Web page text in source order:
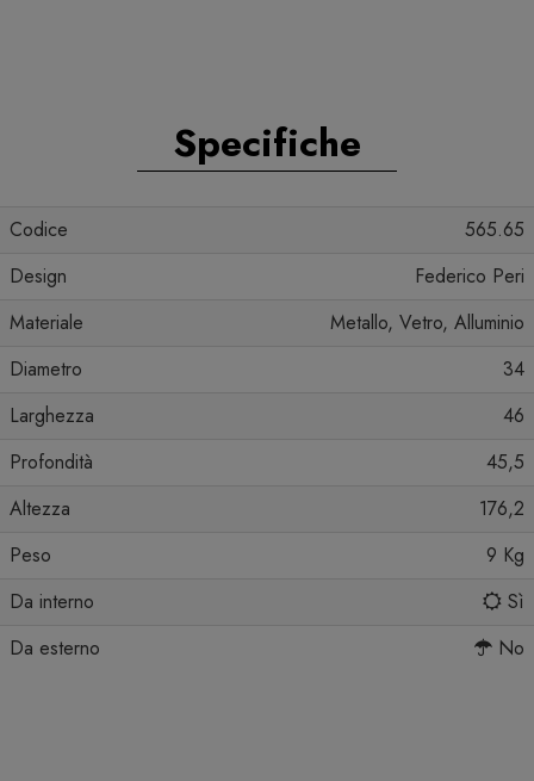
Specifiche
Codice
565.65
Design
Federico Peri
Materiale
Metallo, Vetro, Alluminio
Diametro
34
Larghezza
46
Profondità
45,5
Altezza
176,2
Peso
9 Kg
Da interno
Sì
Da esterno
No